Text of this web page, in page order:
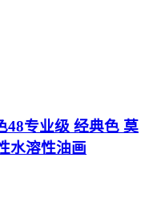
48专业级 经典色 莫
水溶性油画